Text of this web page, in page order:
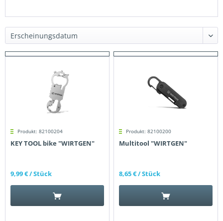
Produkt: 82100204
KEY TOOL bike "WIRTGEN"
9,99 €/ Stück
Produkt: 82100200
Multitool "WIRTGEN"
8,65 €/ Stück